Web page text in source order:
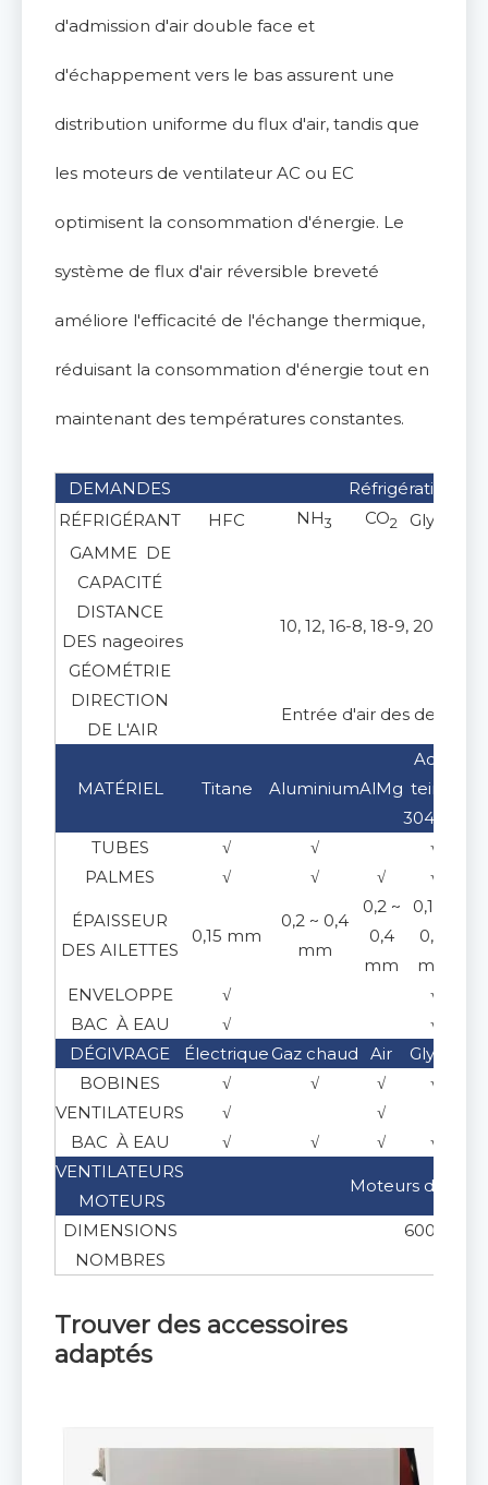
d'admission d'air double face et
d'échappement vers le bas assurent une
distribution uniforme du flux d'air, tandis que
les moteurs de ventilateur AC ou EC
optimisent la consommation d'énergie. Le
système de flux d'air réversible breveté
améliore l'efficacité de l'échange thermique,
réduisant la consommation d'énergie tout en
maintenant des températures constantes.
DEMANDES
Réfrigération
RÉFRIGÉRANT
HFC NH3 CO2
Glycol
GAMME DE
CAPACITÉ
DISTANCE
DES nageoires
10, 12, 16-8, 18-9, 20-10
GÉOMÉTRIE
DIRECTION
DE L'AIR
Entrée d'air des deux
MATÉRIEL Titane AluminiumAlMg
Acier
teinté
304/316
TUBES √ √
√
PALMES
√ √ √ √
ÉPAISSEUR
DES AILETTES
0,15 mm
0,2 ~ 0,4
mm
0,2 ~
0,4
mm
0,15 ~
0,17
mm
ENVELOPPE √
√
BAC À EAU
√
√
DÉGIVRAGE
Électrique Gaz chaud Air Glycol
BOBINES
√ √ √
√
VENTILATEURS
√
√
BAC À EAU
√ √ √
√
VENTILATEURS
MOTEURS
Moteurs de
DIMENSIONS
600 , 630
NOMBRES
Trouver des accessoires
adaptés